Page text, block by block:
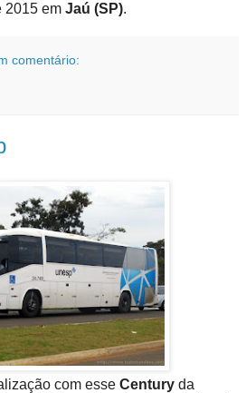
2015 em Jaú (SP).
comentário:
com esse Century da